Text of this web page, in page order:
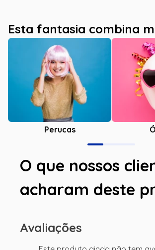
Esta fantasia combina
Perucas
O que nossos
acharam deste
Avaliações